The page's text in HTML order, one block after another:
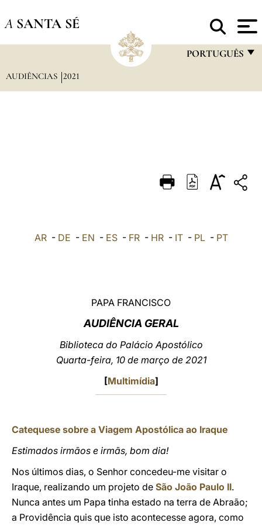
A SANTA SÉ
PORTUGUÊS
DEUTSCH
العربيّة
AUDIÊNCIAS 2021
AR- DE - EN - ES- FR- HR- IT- PL- PT
PAPA FRANCISCO
AUDIÊNCIA GERAL
Biblioteca do Palácio Apostólico
Quarta-feira, 10 de março de 2021
[Multimídia]
Catequese sobre a Viagem Apostólica ao Iraque
Estimados irmãos e irmãs, bom dia!
Nos últimos dias, o Senhor concedeu-me visitar o
Iraque, realizando um projeto de São João Paulo II.
Nunca antes um Papa tinha estado na terra de Abraão;
a Providência quis que isto acontecesse agora, como